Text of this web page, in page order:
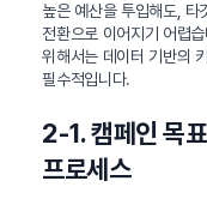
높은 예산을 투입해도, 타
전환으로 이어지기 어렵
위해서는 데이터 기반의
필수적입니다.
2-1. 캠페인 목
프로세스